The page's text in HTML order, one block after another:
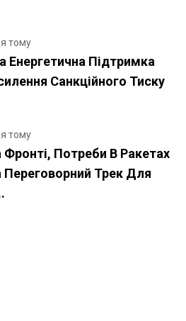
тому
Енергетична Підтримка
Санкційного Тиску
тому
Фронті, Потреби В Ракетах
Трек Для